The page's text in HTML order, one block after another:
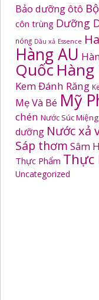
Bảo dưỡng ôtô
côn trùng Dưỡng
nóng Dầu xả Essence
Hàng AU
Quốc Hàng
Kem Đánh Răng
Mẹ Và Bé Mỹ
chén Nước Súc Miệng
dưỡng Nước xả
Sáp thơm Sâm
Thực Phẩm Thực
Uncategorized